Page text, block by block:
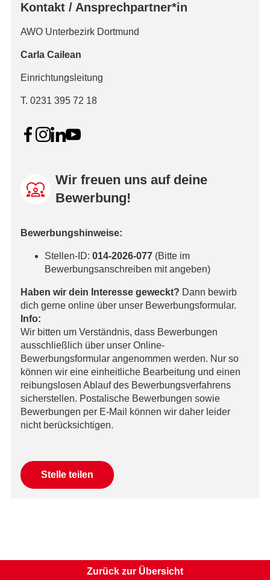
Kontakt / Ansprechpartner*in
AWO Unterbezirk Dortmund
Carla Cailean
Einrichtungsleitung
T. 0231 395 72 18
Wir freuen uns auf deine
Bewerbung!
Bewerbungshinweise:
Stellen-ID: 014-2026-077(Bitte im
Bewerbungsanschreiben mit angeben)
Haben wir dein Interesse geweckt? Dann bewirb
dich gerne online über unser Bewerbungsformular.
Info:
Wir bitten um Verständnis, dass Bewerbungen
ausschließlich über unser Online-
Bewerbungsformular angenommen werden. Nur so
können wir eine einheitliche Bearbeitung und einen
reibungslosen Ablauf des Bewerbungsverfahrens
sicherstellen. Postalische Bewerbungen sowie
Bewerbungen per E-Mail können wir daher leider
nicht berücksichtigen.
Stelle teilen
Mail
Zurück zur Übersicht